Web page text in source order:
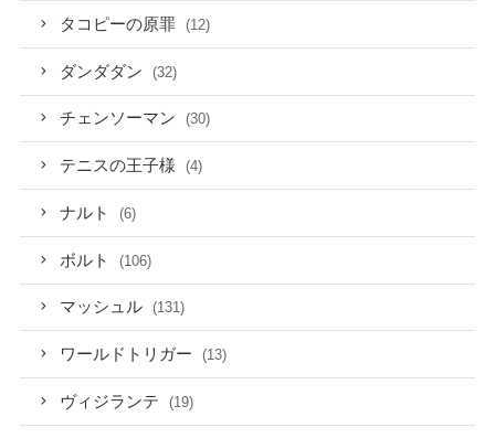
タコピーの原罪 (12)
ダンダダン (32)
チェンソーマン (30)
テニスの王子様 (4)
ナルト (6)
ボルト (106)
マッシュル (131)
ワールドトリガー (13)
ヴィジランテ (19)